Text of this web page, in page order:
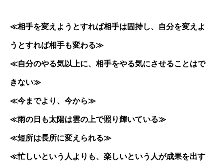
≪相手を変えようとすれば相手は固持し、自分を変えよ
うとすれば相手も変わる≫
≪自分のやる気以上に、相手をやる気にさせることはで
きない≫
≪今までより、今から≫
≪雨の日も太陽は雲の上で照り輝いている≫
≪短所は長所に変えられる≫
≪忙しいという人よりも、楽しいという人が成果を出す